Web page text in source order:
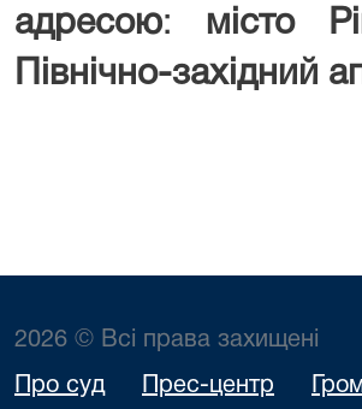
адресою: місто
Північно-західний
2026 © Всі права захищені
Про суд Прес-центр